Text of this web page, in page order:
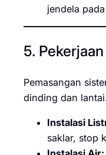
jendela
5.
Pemasangan
dinding dan
Instalasi
saklar, stop